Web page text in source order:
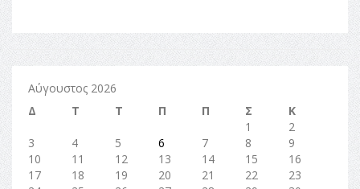
Αύγουστος 2026
Δ
Τ Τ Π Π Σ
Κ
1
2
3
4 5 6 7 8
9
10
11 12 13 14 15
16
17
18 19 20 21 22
23